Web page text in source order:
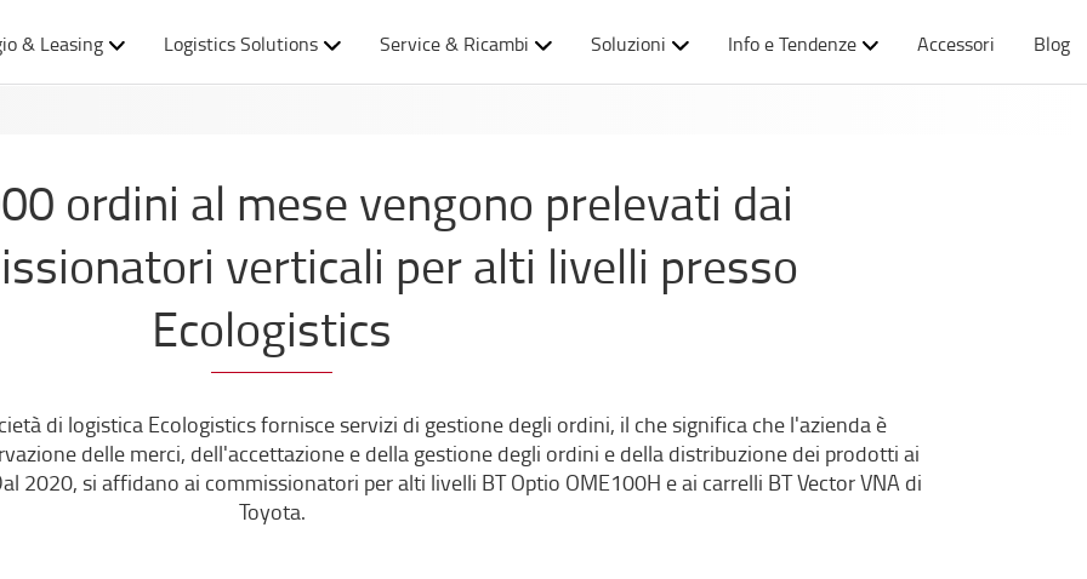
& Leasing Logistics Solutions Service & Ricambi Soluzioni Info e Tendenze Accessori Blog
ordini al mese vengono prelevati dai
verticali per alti livelli presso
Ecologistics
di logistica Ecologistics fornisce servizi di gestione degli ordini, il che significa che l'azienda è
delle merci, dell'accettazione e della gestione degli ordini e della distribuzione dei prodotti ai
2020, si affidano ai commissionatori per alti livelli BT Optio OME100H e ai carrelli BT Vector VNA di
Toyota.